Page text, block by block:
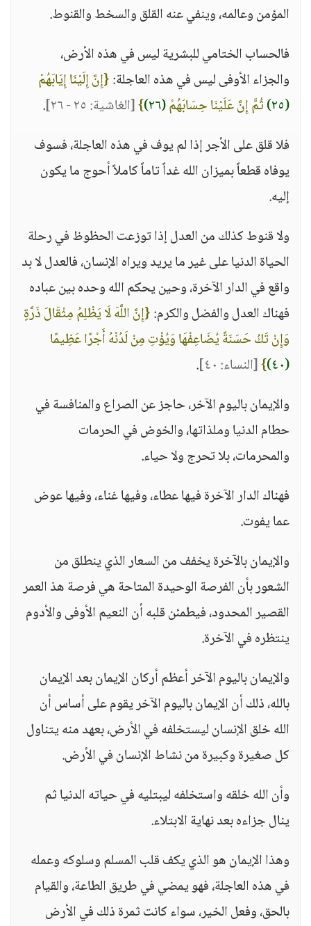
المؤمن وعالمه، وينفي عنه القلق والسخط والقنوط.
فالحساب الختامي للبشرية ليس في هذه الأرض،
والجزاء الأوفى ليس في هذه العاجلة:{إِنَّ إِلَيْنَا إِيَابَهُمْ
(٢٥)
ثُمَّ إِنَّ عَلَيْنَا حِسَابَهُمْ(٢٦) }[الغاشية: ٢٥ - ٢٦]
.
فلا قلق على الأجر إذا لم يوف في هذه العاجلة، فسوف
يوفاه قطعاً بميزان الله غداً تاماً كاملاً أحوج ما يكون
إليه.
ولا قنوط كذلك من العدل إذا توزعت الحظوظ في رحلة
الحياة الدنيا على غير ما يريد ويراه الإنسان، فالعدل لا بد
واقع في الدار الآخرة، وحين يحكم الله وحده بين عباده
فهناك العدل والفضل والكرم:{إِنَّ اللَّهَ لَا يَظْلِمُ مِثْقَالَ ذَرَّةٍ
وَإِنْ تَكُ حَسَنَةً يُضَاعِفْهَا وَيُؤْتِ مِنْ لَدُنْهُ أَجْرًا عَظِيمًا
(٤٠)
}[النساء: ٤٠]
.
والإيمان باليوم الآخر، حاجز عن الصراع والمنافسة في
حطام الدنيا وملذاتها، والخوض في الحرمات
والمحرمات، بلا تحرج ولا حياء.
فهناك الدار الآخرة فيها عطاء، وفيها غناء، وفيها عوض
عما يفوت.
والإيمان بالآخرة يخفف من السعار الذي ينطلق من
الشعور بأن الفرصة الوحيدة المتاحة هي فرصة هذ العمر
القصير المحدود، فيطمئن قلبه أن النعيم الأوفى والأدوم
ينتظره في الآخرة.
والإيمان باليوم الآخر أعظم أركان الإيمان بعد الإيمان
بالله، ذلك أن الإيمان باليوم الآخر يقوم على أساس أن
الله خلق الإنسان ليستخلفه في الأرض، بعهد منه يتناول
كل صغيرة وكبيرة من نشاط الإنسان في الأرض.
وأن الله خلقه واستخلفه ليبتليه في حياته الدنيا ثم
ينال جزاءه بعد نهاية الابتلاء.
وهذا الإيمان هو الذي يكف قلب المسلم وسلوكه وعمله
في هذه العاجلة، فهو يمضي في طريق الطاعة، والقيام
بالحق، وفعل الخير، سواء كانت ثمرة ذلك في الأرض